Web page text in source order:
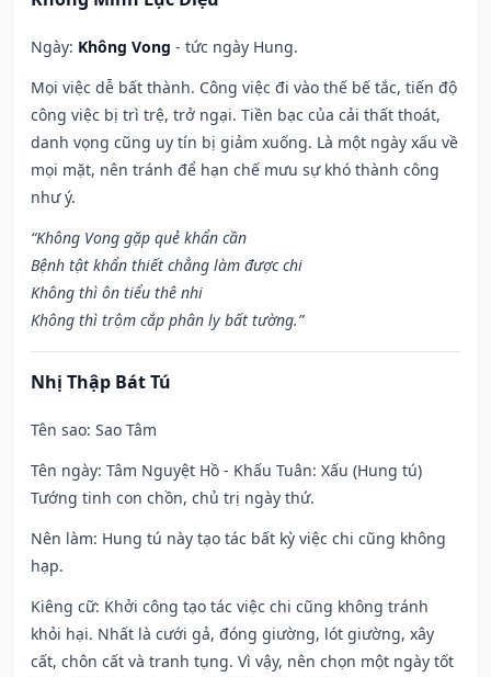
Ngày: Không Vong - tức ngày Hung.
Mọi việc dễ bất thành. Công việc đi vào thế bế tắc, tiến độ
công việc bị trì trệ, trở ngại. Tiền bạc của cải thất thoát,
danh vọng cũng uy tín bị giảm xuống. Là một ngày xấu về
mọi mặt, nên tránh để hạn chế mưu sự khó thành công
như ý.
“Không Vong gặp quẻ khẩn cần
Bệnh tật khẩn thiết chẳng làm được chi
Không thì ôn tiểu thê nhi
Không thì trộm cắp phân ly bất tường.”
Nhị Thập Bát Tú
Tên sao: Sao Tâm
Tên ngày: Tâm Nguyệt Hồ - Khấu Tuân: Xấu (Hung tú)
Tướng tinh con chồn, chủ trị ngày thứ.
Nên làm: Hung tú này tạo tác bất kỳ việc chi cũng không
hạp.
Kiêng cữ: Khởi công tạo tác việc chi cũng không tránh
khỏi hại. Nhất là cưới gả, đóng giường, lót giường, xây
cất, chôn cất và tranh tụng. Vì vậy, nên chọn một ngày tốt